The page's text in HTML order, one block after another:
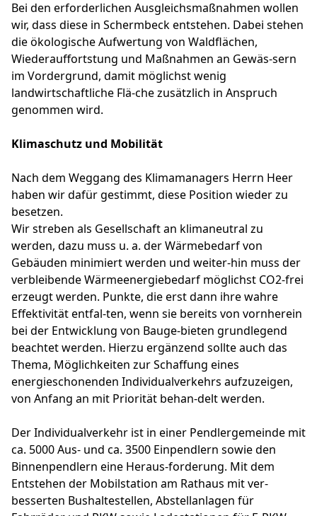
Bei den erforderlichen Ausgleichsmaßnahmen wollen
wir, dass diese in Schermbeck entstehen. Dabei stehen
die ökologische Aufwertung von Waldflächen,
Wiederauffortstung und Maßnahmen an Gewäs-sern
im Vordergrund, damit möglichst wenig
landwirtschaftliche Flä-che zusätzlich in Anspruch
genommen wird.
Klimaschutz und Mobilität
Nach dem Weggang des Klimamanagers Herrn Heer
haben wir dafür gestimmt, diese Position wieder zu
besetzen.
Wir streben als Gesellschaft an klimaneutral zu
werden, dazu muss u. a. der Wärmebedarf von
Gebäuden minimiert werden und weiter-hin muss der
verbleibende Wärmeenergiebedarf möglichst CO2-frei
erzeugt werden. Punkte, die erst dann ihre wahre
Effektivität entfal-ten, wenn sie bereits von vornherein
bei der Entwicklung von Bauge-bieten grundlegend
beachtet werden. Hierzu ergänzend sollte auch das
Thema, Möglichkeiten zur Schaffung eines
energieschonenden Individualverkehrs aufzuzeigen,
von Anfang an mit Priorität behan-delt werden.
Der Individualverkehr ist in einer Pendlergemeinde mit
ca. 5000 Aus- und ca. 3500 Einpendlern sowie den
Binnenpendlern eine Heraus-forderung. Mit dem
Entstehen der Mobilstation am Rathaus mit ver-
besserten Bushaltestellen, Abstellanlagen für